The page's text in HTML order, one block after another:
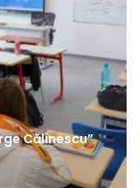
Călinescu”